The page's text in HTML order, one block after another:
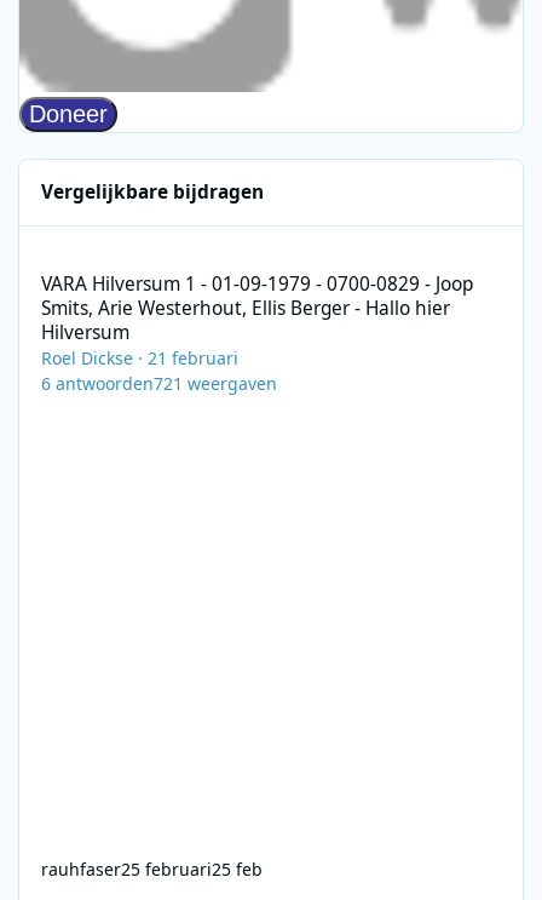
Vergelijkbare bijdragen
VARA Hilversum 1 - 01-09-1979 - 0700-0829 - Joop
Smits, Arie Westerhout, Ellis Berger - Hallo hier
Hilversum
Roel Dickse ·21 februari
6 antwoorden721 weergaven
rauhfaser25 februari25 feb